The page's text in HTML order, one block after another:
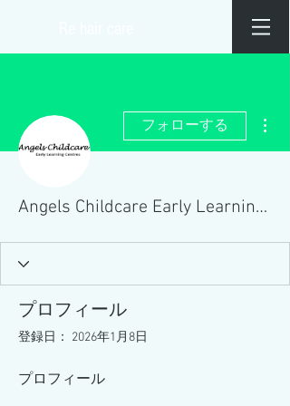
フォローする
Angels Childcare Early Learning centre
プロフィール
登録日： 2026年1月8日
プロフィール